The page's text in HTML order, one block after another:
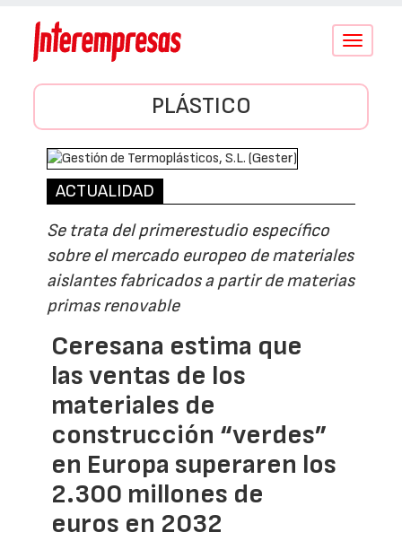
Conmutar
PLÁSTICO
ACTUALIDAD
Se trata del primerestudio específico
sobre el mercado europeo de materiales
aislantes fabricados a partir de materias
primas renovable
Ceresana estima que
las ventas de los
materiales de
construcción “verdes”
en Europa superaren los
2.300 millones de
euros en 2032